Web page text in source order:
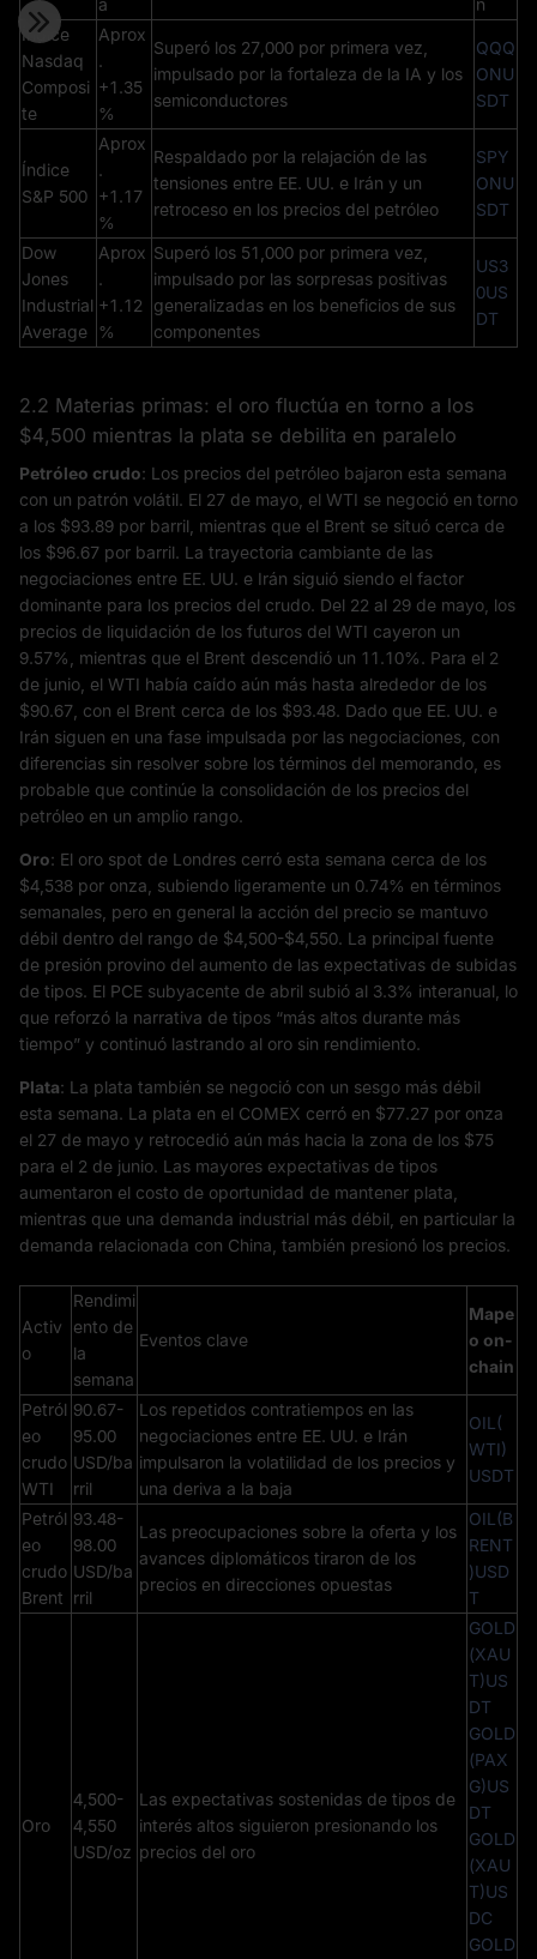
a
n
Índice
Nasdaq
Composi
te
Aprox
.
+1.35
%
Superó los 27,000 por primera vez,
impulsado por la fortaleza de la IA y los
semiconductores
QQQ
ONU
SDT
Índice
S&P 500
Aprox
.
+1.17
%
Respaldado por la relajación de las
tensiones entre EE. UU. e Irán y un
retroceso en los precios del petróleo
SPY
ONU
SDT
Dow
Jones
Industrial
Average
Aprox
.
+1.12
%
Superó los 51,000 por primera vez,
impulsado por las sorpresas positivas
generalizadas en los beneficios de sus
componentes
US3
0US
DT
2.2 Materias primas: el oro fluctúa en torno a los
$4,500 mientras la plata se debilita en paralelo
Petróleo crudo: Los precios del petróleo bajaron esta semana
con un patrón volátil. El 27 de mayo, el WTI se negoció en torno
a los $93.89 por barril, mientras que el Brent se situó cerca de
los $96.67 por barril. La trayectoria cambiante de las
negociaciones entre EE. UU. e Irán siguió siendo el factor
dominante para los precios del crudo. Del 22 al 29 de mayo, los
precios de liquidación de los futuros del WTI cayeron un
9.57%, mientras que el Brent descendió un 11.10%. Para el 2
de junio, el WTI había caído aún más hasta alrededor de los
$90.67, con el Brent cerca de los $93.48. Dado que EE. UU. e
Irán siguen en una fase impulsada por las negociaciones, con
diferencias sin resolver sobre los términos del memorando, es
probable que continúe la consolidación de los precios del
petróleo en un amplio rango.
Oro: El oro spot de Londres cerró esta semana cerca de los
$4,538 por onza, subiendo ligeramente un 0.74% en términos
semanales, pero en general la acción del precio se mantuvo
débil dentro del rango de $4,500-$4,550. La principal fuente
de presión provino del aumento de las expectativas de subidas
de tipos. El PCE subyacente de abril subió al 3.3% interanual, lo
que reforzó la narrativa de tipos “más altos durante más
tiempo” y continuó lastrando al oro sin rendimiento.
Plata: La plata también se negoció con un sesgo más débil
esta semana. La plata en el COMEX cerró en $77.27 por onza
el 27 de mayo y retrocedió aún más hacia la zona de los $75
para el 2 de junio. Las mayores expectativas de tipos
aumentaron el costo de oportunidad de mantener plata,
mientras que una demanda industrial más débil, en particular la
demanda relacionada con China, también presionó los precios.
Activ
o
Rendimi
ento de
la
semana
Eventos clave
Mape
o on-
chain
Petról
eo
crudo
WTI
90.67-
95.00
USD/ba
rril
Los repetidos contratiempos en las
negociaciones entre EE. UU. e Irán
impulsaron la volatilidad de los precios y
una deriva a la baja
OIL(
WTI)
USDT
Petról
eo
crudo
Brent
93.48-
98.00
USD/ba
rril
Las preocupaciones sobre la oferta y los
avances diplomáticos tiraron de los
precios en direcciones opuestas
OIL(B
RENT
)USD
T
Oro
4,500-
4,550
USD/oz
Las expectativas sostenidas de tipos de
interés altos siguieron presionando los
precios del oro
GOLD
(XAU
T)US
DT
GOLD
(PAX
G)US
DT
GOLD
(XAU
T)US
DC
GOLD